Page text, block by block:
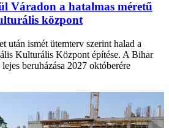
Váradon a hatalmas méretű
központ
után ismét ütemterv szerint halad a
Kulturális Központ építése. A Bihar
beruházása 2027 októberére